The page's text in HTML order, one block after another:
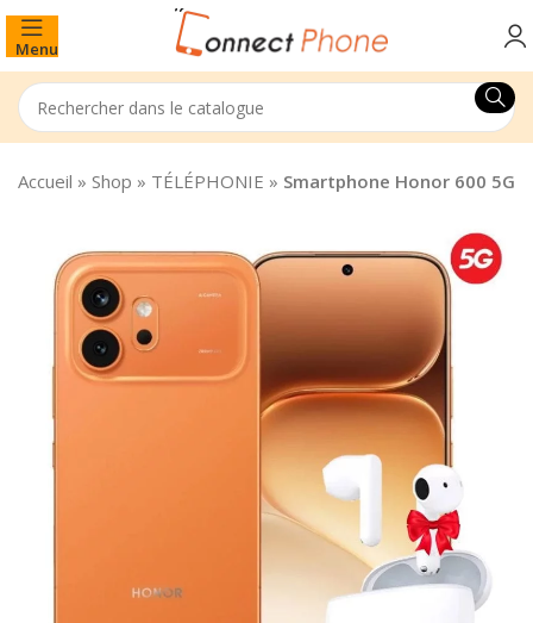
Menu
Accueil » Shop » TÉLÉPHONIE » Smartphone Honor 600 5G